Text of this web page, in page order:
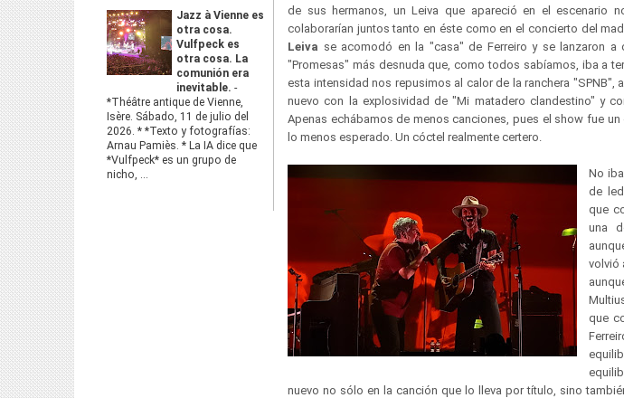
Jazz à Vienne es
otra cosa.
Vulfpeck es
otra cosa. La
comunión era
inevitable. -
*Théâtre antique de Vienne,
Isère. Sábado, 11 de julio del
2026. * *Texto y fotografías:
Arnau Pamiès. * La IA dice que
*Vulfpeck* es un grupo de
nicho, ...
de sus hermanos, un Leiva que apareció en el escenario
colaborarían juntos tanto en éste como en el concierto del
Leiva se acomodó en la "casa" de Ferreiro y se lanzaron
"Promesas" más desnuda que, como todos sabíamos, iba a
esta intensidad nos repusimos al calor de la ranchera
nuevo con la explosividad de "Mi matadero clandestino" y
Apenas echábamos de menos canciones, pues el show fue
lo menos esperado. Un cóctel realmente certero.
No
de
que
una
volvió
que
nuevo no sólo en la canción que lo lleva por título, sino